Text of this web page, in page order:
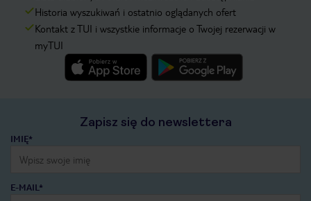
Historia wyszukiwań i ostatnio oglądanych ofert
Kontakt z TUI i wszystkie informacje o Twojej rezerwacji w
myTUI
Zapisz się do newslettera
IMIĘ*
E-MAIL*